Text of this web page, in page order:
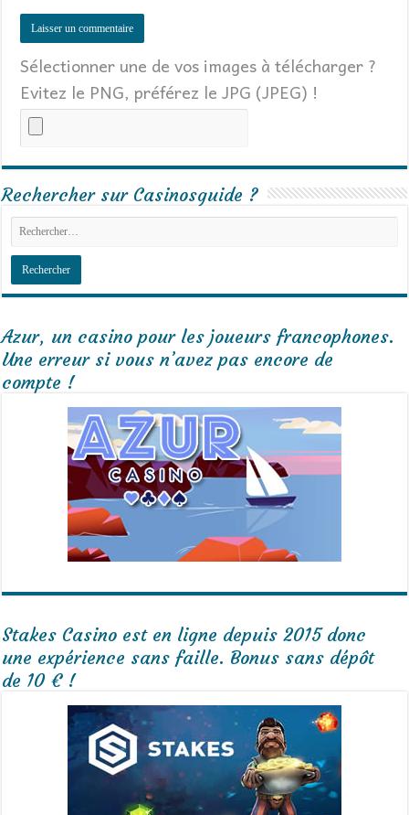
Sélectionner une de vos images à télécharger ?
Evitez le PNG, préférez le JPG (JPEG) !
Rechercher sur Casinosguide ?
Azur, un casino pour les joueurs francophones.
Une erreur si vous n’avez pas encore de
compte !
Stakes Casino est en ligne depuis 2015 donc
une expérience sans faille. Bonus sans dépôt
de 10 € !